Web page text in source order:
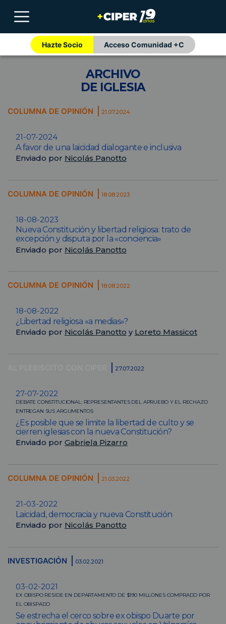
Hazte Socio Acceso Comunidad +C
ARCHIVO
DE IGLESIA
COLUMNA DE OPINIÓN 21.07.2024
21-07-2024
A favor de una laicidad dialogante e inclusiva
Enviado por Nicolás Panotto
COLUMNA DE OPINIÓN 18.08.2023
18-08-2023
Nueva Constitución y libertad religiosa: trato de
excepción y disputa por la «conciencia»
Enviado por Nicolás Panotto
COLUMNA DE OPINIÓN 18.08.2022
18-08-2022
¿Libertad religiosa «a medias»?
Enviado por Nicolás Panotto y Loreto Massicot
27.07.2022
27-07-2022
DEBATE CONSTITUCIONAL: REPRESENTANTES DEL APRUEBO Y EL RECHAZO
ENTREGAN SUS ARGUMENTOS
¿Es posible que se limite la libertad de culto y se
cierren iglesias con la nueva Constitución?
Enviado por Gabriela Pizarro
COLUMNA DE OPINIÓN 21.03.2022
21-03-2022
Laicidad, democracia y nueva Constitución
Enviado por Nicolás Panotto
INVESTIGACIÓN 03.02.2021
03-02-2021
EX OBISPO RESIDE EN DEPARTAMENTO DE $190 MILLONES COMPRADO POR
EL OBISPADO
Se estrecha el cerco sobre ex obispo Duarte por